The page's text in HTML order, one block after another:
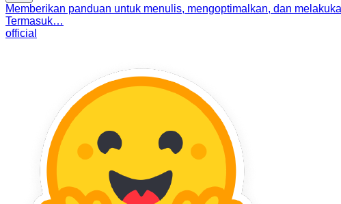
Memberikan panduan untuk menulis, mengoptimalkan, dan
Termasuk…
official